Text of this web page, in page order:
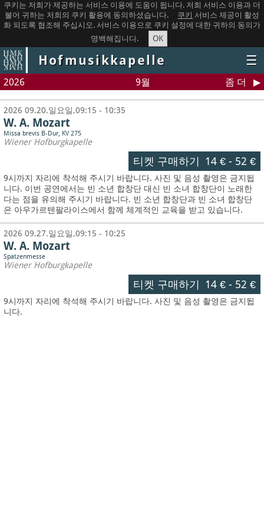
쿠키는 저희가 제공하는 서비스 이용에 도움이 됩니다. 저희 서비스 이용과 더
불어 귀하는 저희의 쿠키 활용에 동의하셨습니다.
쿠키 서비스 제공이 활성
화 되도록 협조해 주십시오. 서비스 이용으로 쿠키 설정에 대한 귀하의 동의가
명백해집니다.
OK
Hofmusikkapelle ☰
2026 9월 좀 더
2026 09.20.일요일,09:15 - 10:35
W. A. Mozart
Missa brevis B-Dur, KV 275
Wiener Hofburgkapelle
티켓 구매하기 14 €- 52 €
9시까지 자리에 착석해 주시기 바랍니다. 사진 및 음성 촬영은 금지됩
니다. 이번 공연에서는 빈 소년 합창단 대신 빈 소녀 합창단이 노래한
다는 점을 유의해 주시기 바랍니다. 빈 소년 합창단과 빈 소녀 합창단
은 아우가르텐팔라이스에서 함께 체계적인 교육을 받고 있습니다.
2026 09.27.일요일,09:15 - 10:25
W. A. Mozart
Spatzenmesse
Wiener Hofburgkapelle
티켓 구매하기 14 €- 52 €
9시까지 자리에 착석해 주시기 바랍니다. 사진 및 음성 촬영은 금지됩
니다.